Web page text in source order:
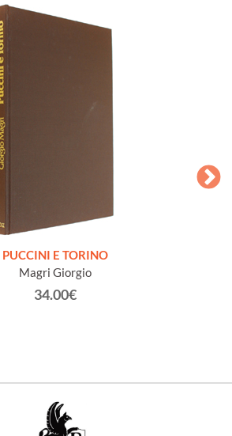
PUCCINI E TORINO
Magri Giorgio
34.00€